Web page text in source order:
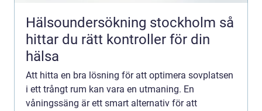
Hälsoundersökning stockholm så
hittar du rätt kontroller för din
hälsa
Att hitta en bra lösning för att optimera sovplatsen
i ett trångt rum kan vara en utmaning. En
våningssäng är ett smart alternativ för att